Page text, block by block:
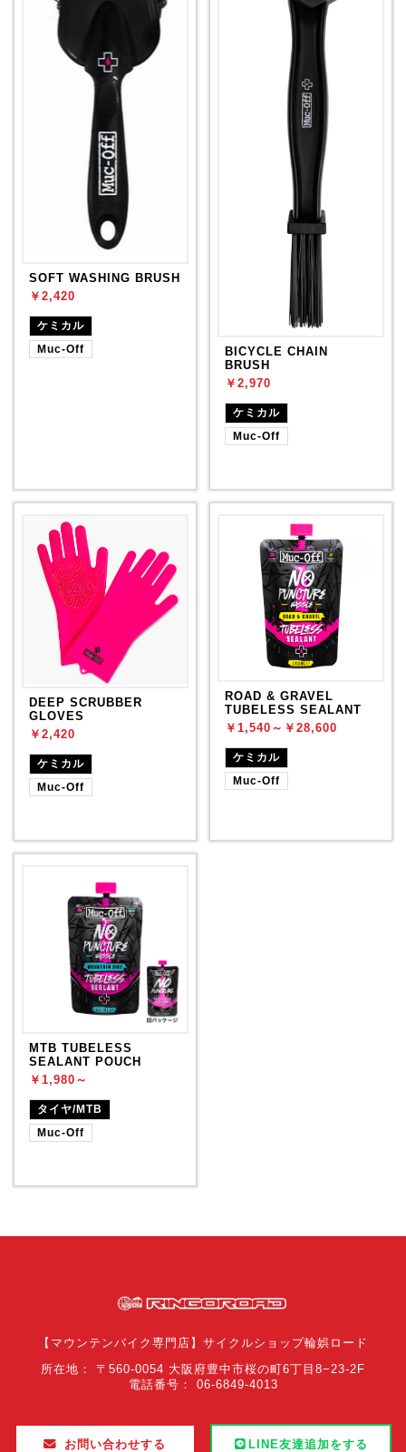
SOFT WASHING BRUSH
￥2,420
ケミカル
Muc-Off
BICYCLE CHAIN
BRUSH
￥2,970
ケミカル
Muc-Off
DEEP SCRUBBER
GLOVES
￥2,420
ケミカル
Muc-Off
ROAD & GRAVEL
TUBELESS SEALANT
￥1,540～￥28,600
ケミカル
Muc-Off
MTB TUBELESS
SEALANT POUCH
￥1,980～
タイヤ/MTB
Muc-Off
【マウンテンバイク専門店】サイクルショップ輪娯ロード
所在地： 〒560-0054 大阪府豊中市桜の町6丁目8−23-2F
電話番号： 06-6849-4013
お問い合わせする LINE友達追加をする